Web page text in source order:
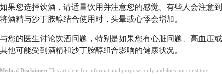
如果您选择饮酒，请适量饮用并注意您的感觉。有些人会注意到
将酒精与沙丁胺醇结合使用时，头晕或心悸会增加。
与您的医生讨论饮酒问题，特别是如果您有心脏问题、高血压或
其他可能受到酒精和沙丁胺醇组合影响的健康状况。
Medical Disclaimer: This article is for informational purposes only and does not constitute